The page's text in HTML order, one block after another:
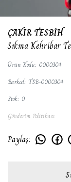
ÇAKIR TESBİH
Sıkma Kehribar
Ürün Kodu: 0000304
Barkod: TSB-0000304
Stok: 0
Gönderim Politikası
Paylaş: